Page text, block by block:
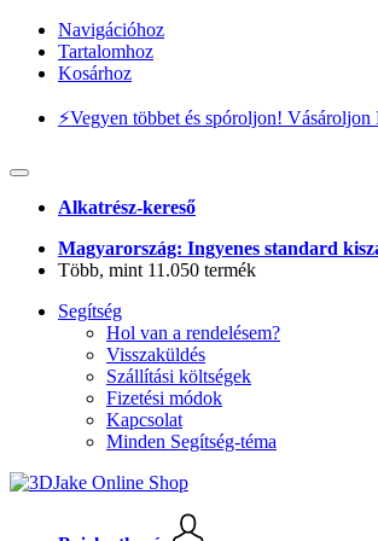
Navigációhoz
Tartalomhoz
Kosárhoz
⚡️Vegyen többet és spóroljon!
Alkatrész-kereső
Magyarország: Ingyenes standard
Több, mint 11.050 termék
Segítség
Hol van a rendelésem?
Visszaküldés
Szállítási költségek
Fizetési módok
Kapcsolat
Minden Segítség-téma